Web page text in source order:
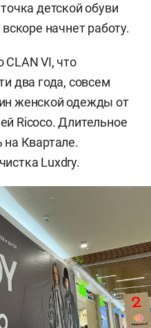
детской обуви
начнет работу.
VI, что
два года, совсем
женской одежды от
Ricoco. Длительное
на Квартале.
Luxdry.